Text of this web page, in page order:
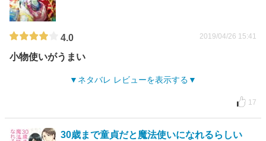
4.0 2019/04/26 15:41
小物使いがうまい
ネタバレ レビューを表示する
17
30歳まで童貞だと魔法使いになれるらしい